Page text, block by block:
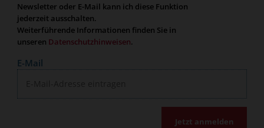
Newsletter oder E-Mail kann ich diese Funktion
jederzeit ausschalten.
Weiterführende Informationen finden Sie in
unseren Datenschutzhinweisen.
E-Mail
Jetzt anmelden